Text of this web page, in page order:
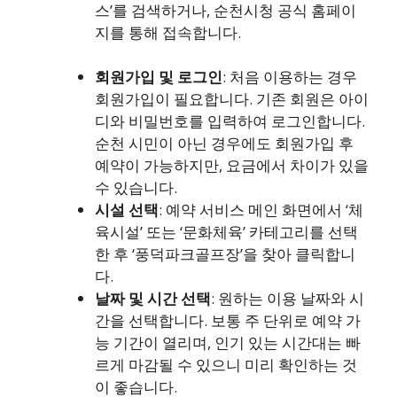
스’를 검색하거나, 순천시청 공식 홈페이
지를 통해 접속합니다.
회원가입 및 로그인: 처음 이용하는 경우
회원가입이 필요합니다. 기존 회원은 아이
디와 비밀번호를 입력하여 로그인합니다.
순천 시민이 아닌 경우에도 회원가입 후
예약이 가능하지만, 요금에서 차이가 있을
수 있습니다.
시설 선택: 예약 서비스 메인 화면에서 ‘체
육시설’ 또는 ‘문화체육’ 카테고리를 선택
한 후 ‘풍덕파크골프장’을 찾아 클릭합니
다.
날짜 및 시간 선택: 원하는 이용 날짜와 시
간을 선택합니다. 보통 주 단위로 예약 가
능 기간이 열리며, 인기 있는 시간대는 빠
르게 마감될 수 있으니 미리 확인하는 것
이 좋습니다.